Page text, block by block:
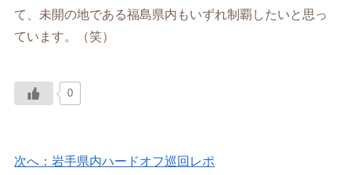
て、未開の地である福島県内もいずれ制覇したいと思っ
ています。（笑）
0
次へ：岩手県内ハードオフ巡回レポ